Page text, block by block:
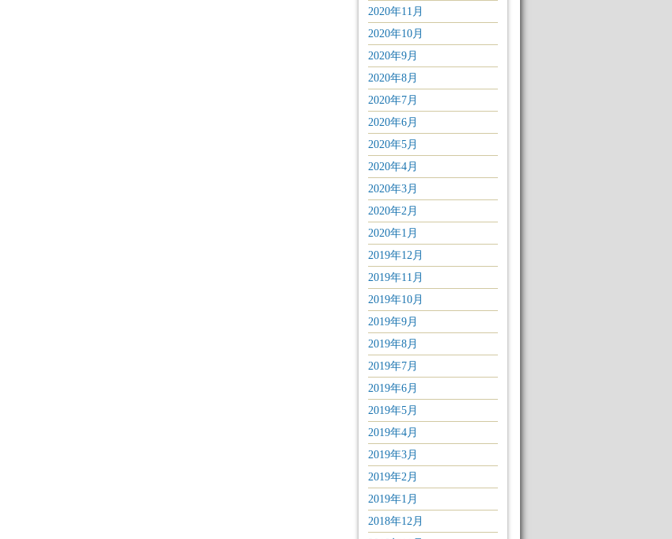
2020年11月
2020年10月
2020年9月
2020年8月
2020年7月
2020年6月
2020年5月
2020年4月
2020年3月
2020年2月
2020年1月
2019年12月
2019年11月
2019年10月
2019年9月
2019年8月
2019年7月
2019年6月
2019年5月
2019年4月
2019年3月
2019年2月
2019年1月
2018年12月